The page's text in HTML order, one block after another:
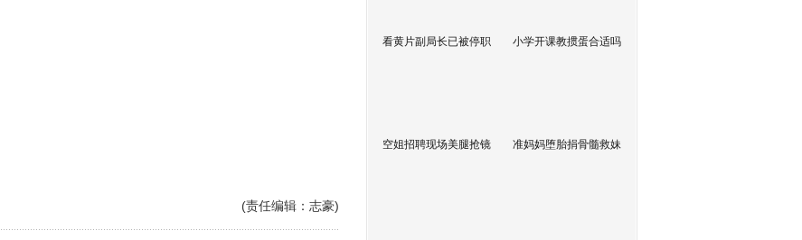
(责任编辑：志豪)
看黄片副局长已被停职 小学开课教掼蛋合适吗
空姐招聘现场美腿抢镜 准妈妈堕胎捐骨髓救妹